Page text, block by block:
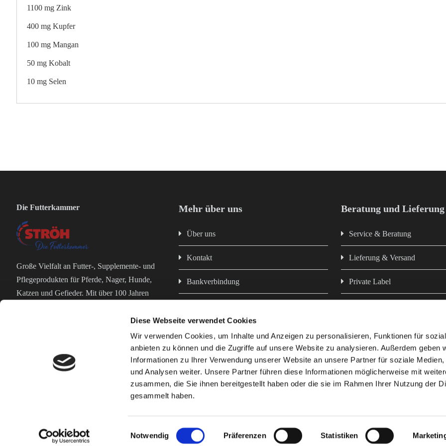
Diese Webseite verwendet Cookies
Wir verwenden Cookies, um Inhalte und Anzeigen zu personalisieren, Funktionen für
anbieten zu können und die Zugriffe auf unsere Website zu analysieren. Außerdem geben
Informationen zu Ihrer Verwendung unserer Website an unsere Partner für soziale Medien,
und Analysen weiter. Unsere Partner führen diese Informationen möglicherweise mit
zusammen, die Sie ihnen bereitgestellt haben oder die sie im Rahmen Ihrer Nutzung der
gesammelt haben.
Einwilligungsauswahl
Notwendig Präferenzen Statistiken
1100 mg Zink
400 mg Kupfer
100 mg Mangan
50 mg Kobalt
10 mg Selen
Die Futterkammer
Große Vielfalt an Futter-, Supplemente- und
Pflegeprodukten für Pferde, Nager, Hunde,
Katzen und Gefieder. Mit über 100 Jahren
uns in erfahrenen und kompetenten Händen!
Mehr über uns
Über uns
Kontakt
Bankverbindung
AGB
Beratung und Lieferung
Service & Beratung
Lieferung & Versand
Private Label
Pferdefutter Kontaktieren Sie uns
Vertrag widerrufen